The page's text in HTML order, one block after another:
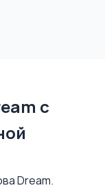
с
Dream.